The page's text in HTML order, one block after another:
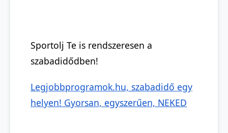
Sportolj Te is rendszeresen a
szabadidődben!
Legjobbprogramok.hu, szabadidő egy
helyen! Gyorsan, egyszerűen, NEKED